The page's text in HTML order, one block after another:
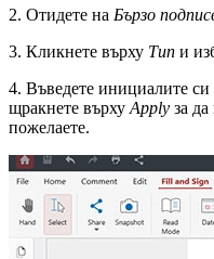
2. Отидете на Бързо
3. Кликнете върху Тип и
4. Въведете инициалите
щракнете върху Apply за
пожелаете.